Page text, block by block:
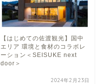
【はじめての佐渡観光】国中
エリア 環境と食材のコラボレ
ーション＜SEISUKE next
door＞
2024年2月23日